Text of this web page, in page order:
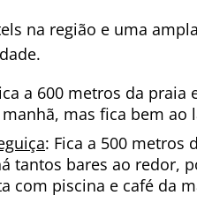
na região e uma
a 600 metros da
mas fica bem ao
: Fica a 500 metros
tantos bares ao redor,
com piscina e café da